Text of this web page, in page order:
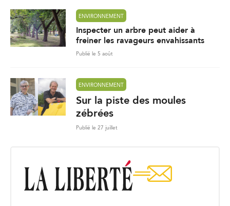
ENVIRONNEMENT
Inspecter un arbre peut aider à
freiner les ravageurs envahissants
Publié le 5 août
ENVIRONNEMENT
Sur la piste des moules
zébrées
Publié le 27 juillet